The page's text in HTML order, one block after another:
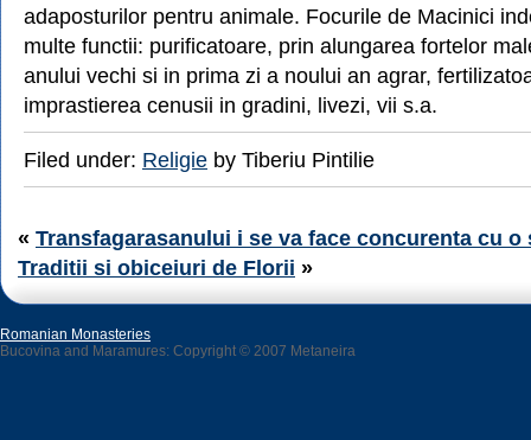
adaposturilor pentru animale. Focurile de Macinici
multe functii: purificatoare, prin alungarea fortelor
anului vechi si in prima zi a noului an agrar,
imprastierea cenusii in gradini, livezi, vii s.a.
Filed under: Religie by Tiberiu Pintilie
« Transfagarasanului i se va face concurenta cu o
Traditii si obiceiuri de Florii »
Romanian Monasteries
Bucovina and Maramures: Copyright © 2007 Metaneira